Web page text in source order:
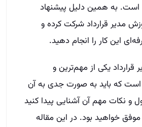
است. به همین دلیل پیشنهاد
مدیر قرارداد شرکت کرده و
این کار را انجام دهید.
یکی از مهم‌ترین و
است که باید به صورت جدی به آن
و نکات مهم آن آشنایی پیدا کنید
موفق خواهید بود. در این مقاله